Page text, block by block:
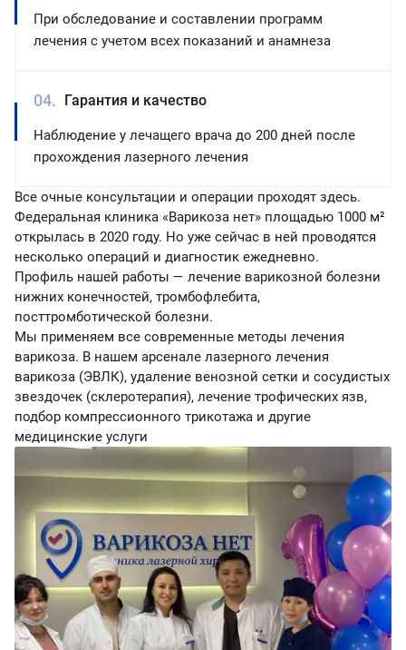
При обследование и составлении программ
лечения с учетом всех показаний и анамнеза
Гарантия и качество
Наблюдение у лечащего врача до 200 дней после
прохождения лазерного лечения
Все очные консультации и операции проходят здесь.
Федеральная клиника «Варикоза нет» площадью 1000 м²
открылась в 2020 году. Но уже сейчас в ней проводятся
несколько операций и диагностик ежедневно.
Профиль нашей работы — лечение варикозной болезни
нижних конечностей, тромбофлебита,
посттромботической болезни.
Мы применяем все современные методы лечения
варикоза. В нашем арсенале лазерного лечения
варикоза (ЭВЛК), удаление венозной сетки и сосудистых
звездочек (склеротерапия), лечение трофических язв,
подбор компрессионного трикотажа и другие
медицинские услуги